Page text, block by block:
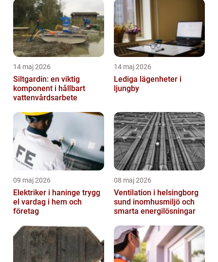
14 maj 2026
Siltgardin: en viktig
komponent i hållbart
vattenvårdsarbete
14 maj 2026
Lediga lägenheter i
ljungby
09 maj 2026
Elektriker i haninge trygg
el vardag i hem och
företag
08 maj 2026
Ventilation i helsingborg
sund inomhusmiljö och
smarta energilösningar